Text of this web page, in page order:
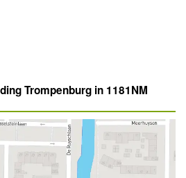
Trompenburg in 1181NM